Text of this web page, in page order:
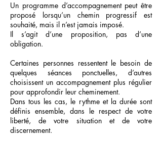
Un programme d’accompagnement peut être
proposé lorsqu’un chemin progressif est
souhaité, mais il n’est jamais imposé.
Il s’agit d’une proposition, pas d’une
obligation.
Certaines personnes ressentent le besoin de
quelques séances ponctuelles, d’autres
choisissent un accompagnement plus régulier
pour approfondir leur cheminement.
Dans tous les cas, le rythme et la durée sont
définis ensemble, dans le respect de votre
liberté, de votre situation et de votre
discernement.